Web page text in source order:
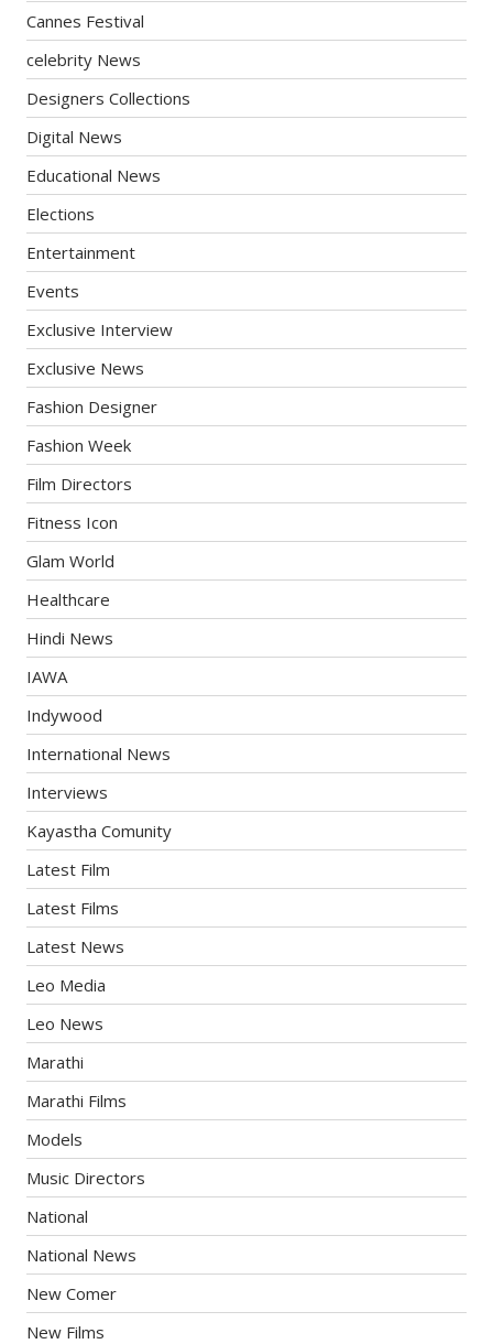
Cannes Festival
celebrity News
Designers Collections
Digital News
Educational News
Elections
Entertainment
Events
Exclusive Interview
Exclusive News
Fashion Designer
Fashion Week
Film Directors
Fitness Icon
Glam World
Healthcare
Hindi News
IAWA
Indywood
International News
Interviews
Kayastha Comunity
Latest Film
Latest Films
Latest News
Leo Media
Leo News
Marathi
Marathi Films
Models
Music Directors
National
National News
New Comer
New Films